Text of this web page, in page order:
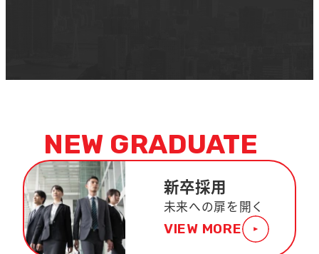
NEW GRADUATE
新卒採用
未来への扉を開く
VIEW MORE